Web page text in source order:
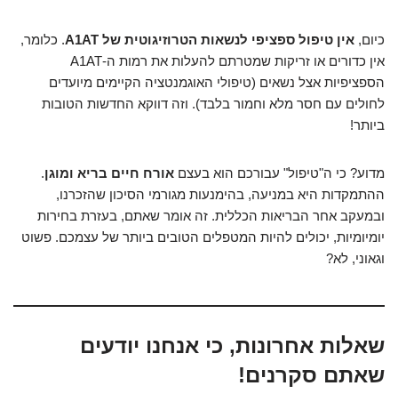
כיום, אין טיפול ספציפי לנשאות הטרוזיגוטית של A1AT
. כלומר,
אין כדורים או זריקות שמטרתם להעלות את רמות ה-A1AT
הספציפיות אצל נשאים (טיפולי האוגמנטציה הקיימים מיועדים
לחולים עם חסר מלא וחמור בלבד). וזה דווקא החדשות הטובות
ביותר!
מדוע? כי ה"טיפול" עבורכם הוא בעצם אורח חיים בריא ומוגן.
ההתמקדות היא במניעה, בהימנעות מגורמי הסיכון שהזכרנו,
ובמעקב אחר הבריאות הכללית. זה אומר שאתם, בעזרת בחירות
יומיומיות, יכולים להיות המטפלים הטובים ביותר של עצמכם. פשוט
וגאוני, לא?
שאלות אחרונות, כי אנחנו יודעים
שאתם סקרנים!